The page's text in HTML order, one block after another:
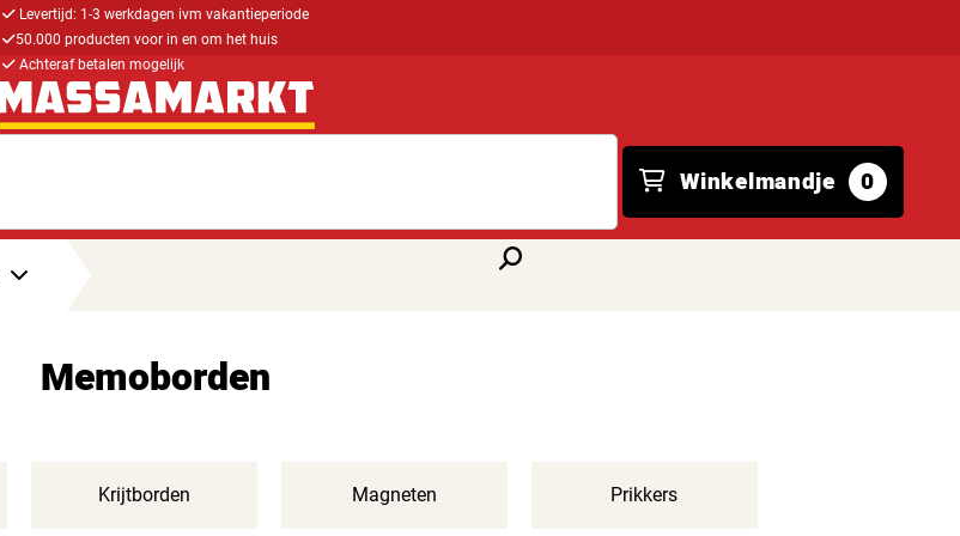
Levertijd: 1-3 werkdagen ivm vakantieperiode
50.000 producten voor in en om het huis
Achteraf betalen mogelijk
Winkelmandje 0
Memoborden
Krijtborden Magneten Prikkers